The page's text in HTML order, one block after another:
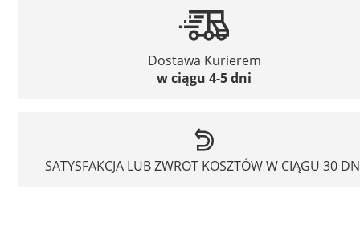
Dostawa Kurierem
w ciągu 4-5 dni
SATYSFAKCJA LUB ZWROT KOSZTÓW W CIĄGU 30